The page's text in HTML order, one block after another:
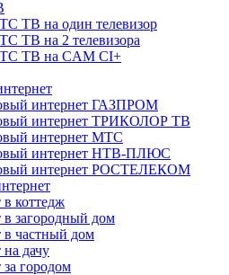
ТВ на один телевизор
ТВ на 2 телевизора
ТВ на CAM CI+
интернет ГАЗПРОМ
интернет ТРИКОЛОР ТВ
интернет МТС
интернет НТВ-ПЛЮС
интернет РОСТЕЛЕКОМ
коттедж
в загородный дом
в частный дом
дачу
городом